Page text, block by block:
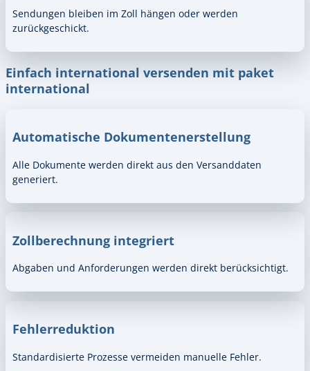
Sendungen bleiben im Zoll hängen oder werden
zurückgeschickt.
Einfach international versenden mit paket
international
Automatische Dokumentenerstellung
Alle Dokumente werden direkt aus den Versanddaten
generiert.
Zollberechnung integriert
Abgaben und Anforderungen werden direkt berücksichtigt.
Fehlerreduktion
Standardisierte Prozesse vermeiden manuelle Fehler.